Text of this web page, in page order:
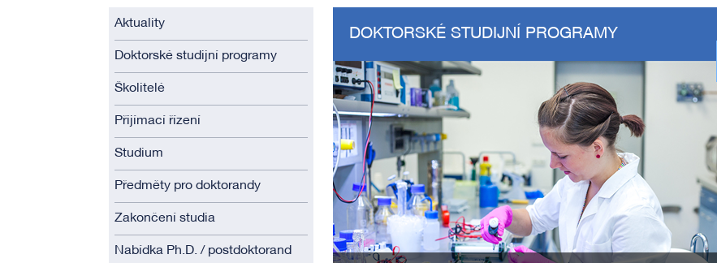
Aktuality
Doktorské studijní programy
Školitelé
Přijímací řízení
Studium
Předměty pro doktorandy
Zakončení studia
Nabídka Ph.D. / postdoktorand
DOKTORSKÉ STUDIJNÍ PROGRAMY